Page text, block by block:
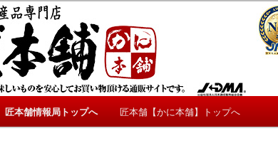
匠本舗情報局【たくじょー
かにやおせちについてのおもしろ情報や興味深い記事をお届け
メ
サ
匠本舗情報局トップへ 匠本舗【かに本舗】トップへ